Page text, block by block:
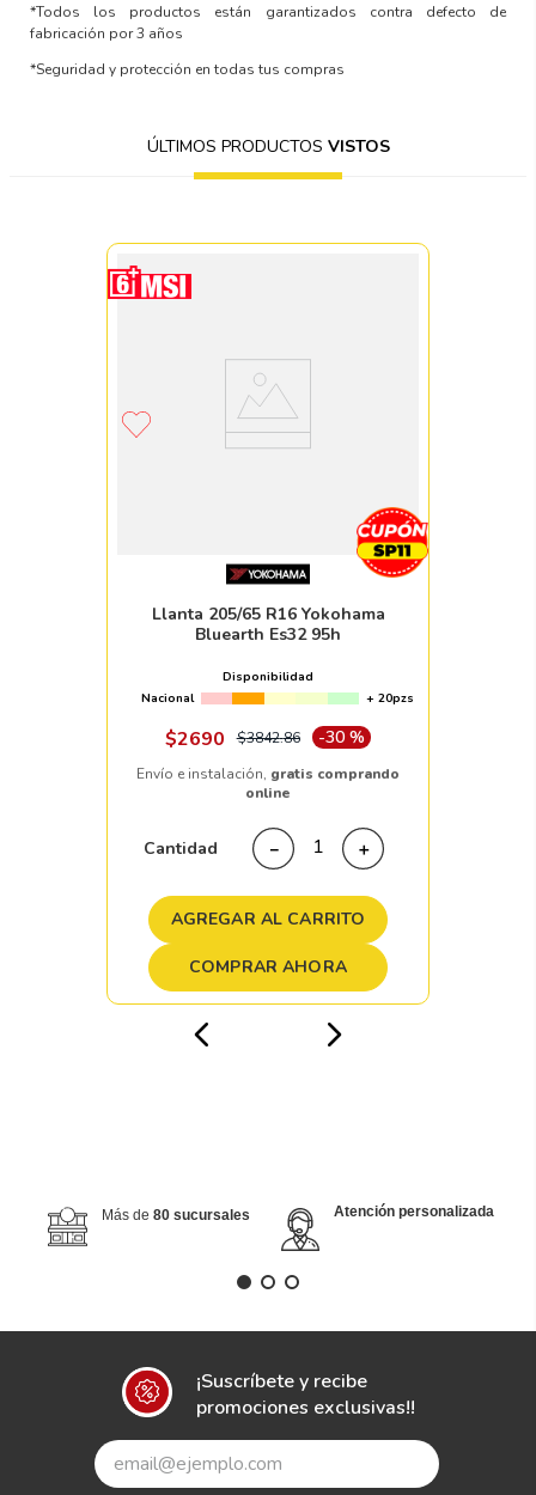
*Todos los productos están garantizados contra defecto de
fabricación por 3 años
*Seguridad y protección en todas tus compras
ÚLTIMOS PRODUCTOS VISTOS
Llanta 205/65 R16 Yokohama
Bluearth Es32 95h
Disponibilidad
Nacional
+ 20pzs
$2690 $3842.86 -30 %
Envío e instalación, gratis comprando
online
Cantidad ＋
－
AGREGAR AL CARRITO
COMPRAR AHORA
Más de 80 sucursales Atención personalizada
¡Suscríbete y recibe
promociones exclusivas!!